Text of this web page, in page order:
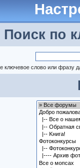
Поиск по
ключевое слово или фразу